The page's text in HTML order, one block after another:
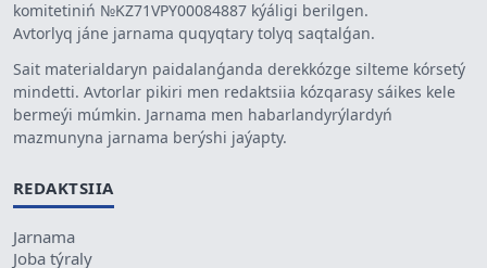
komitetiniń №KZ71VPY00084887 kýáligi berilgen.
Avtorlyq jáne jarnama quqyqtary tolyq saqtalǵan.
Sait materialdaryn paidalanǵanda derekkózge silteme kórsetý
mindetti. Avtorlar pikiri men redaktsiia kózqarasy sáikes kele
bermeýi múmkin. Jarnama men habarlandyrýlardyń
mazmunyna jarnama berýshi jaýapty.
REDAKTSIIA
Jarnama
Joba týraly